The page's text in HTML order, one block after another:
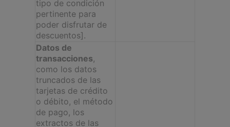
tipo de condición
pertinente para
poder disfrutar de
descuentos].
Datos de
transacciones,
como los datos
truncados de las
tarjetas de crédito
o débito, el método
de pago, los
extractos de las